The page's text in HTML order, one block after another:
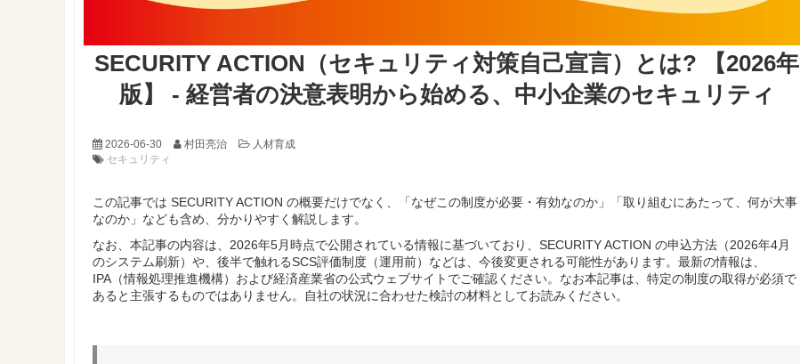
SECURITY ACTION（セキュリティ対策自己宣言）とは? 【2026年
版】 - 経営者の決意表明から始める、中小企業のセキュリティ
2026-06-30 村田亮治
人材育成
セキュリティ
この記事では SECURITY ACTION の概要だけでなく、「なぜこの制度が必要・有効なのか」「取り組むにあたって、何が大事
なのか」なども含め、分かりやすく解説します。
なお、本記事の内容は、2026年5月時点で公開されている情報に基づいており、SECURITY ACTION の申込方法（2026年4月
のシステム刷新）や、後半で触れるSCS評価制度（運用前）などは、今後変更される可能性があります。最新の情報は、
IPA（情報処理推進機構）および経済産業省の公式ウェブサイトでご確認ください。なお本記事は、特定の制度の取得が必須で
あると主張するものではありません。自社の状況に合わせた検討の材料としてお読みください。